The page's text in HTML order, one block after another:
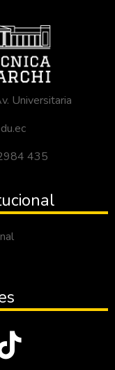
Universitaria
435